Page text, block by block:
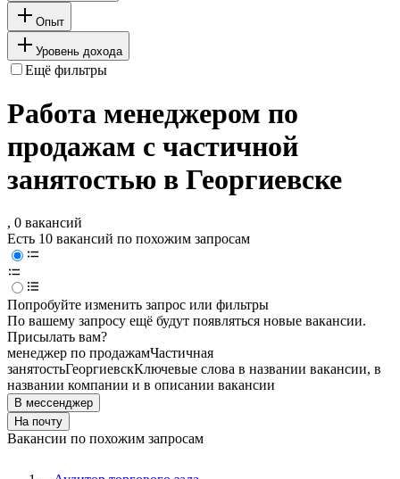
Опыт
Уровень дохода
Ещё фильтры
Работа менеджером по
продажам с частичной
занятостью в Георгиевске
, 0 вакансий
Есть 10 вакансий по похожим запросам
Попробуйте изменить запрос или фильтры
По вашему запросу ещё будут появляться новые вакансии.
Присылать вам?
менеджер по продажамЧастичная
занятостьГеоргиевскКлючевые слова в названии вакансии, в
названии компании и в описании вакансии
В мессенджер
На почту
Вакансии по похожим запросам